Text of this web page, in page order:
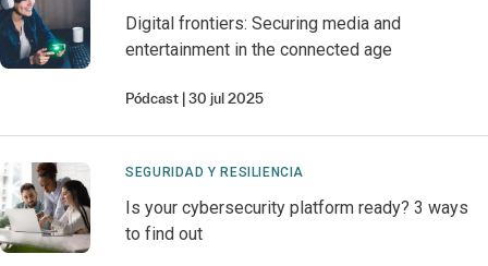
Digital frontiers: Securing media and
entertainment in the connected age
Pódcast 30 jul 2025
SEGURIDAD Y RESILIENCIA
Is your cybersecurity platform ready? 3 ways
to find out